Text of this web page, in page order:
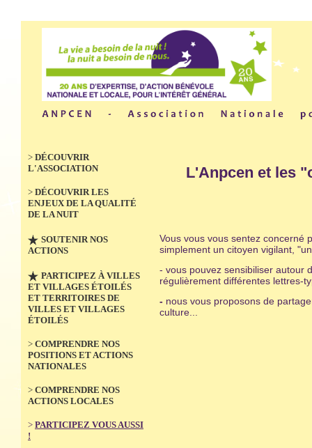
> DÉCOUVRIR
L'ASSOCIATION
> DÉCOUVRIR LES
ENJEUX DE LA QUALITÉ
DE LA NUIT
SOUTENIR NOS
ACTIONS
PARTICIPEZ À VILLES
ET VILLAGES ÉTOILÉS
ET TERRITOIRES DE
VILLES ET VILLAGES
ÉTOILÉS
> COMPRENDRE NOS
POSITIONS ET ACTIONS
NATIONALES
> COMPRENDRE NOS
ACTIONS LOCALES
> PARTICIPEZ VOUS AUSSI
!
L'Anpcen et les
Vous vous vous sentez concerné
simplement un citoyen vigilant,
- vous pouvez sensibiliser autour
régulièrement différentes lettres-
- nous vous proposons de
culture...